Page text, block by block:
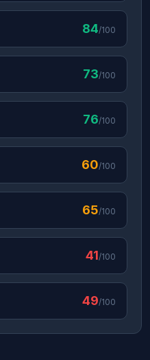
84/100
73/100
76/100
60/100
65/100
41/100
49/100